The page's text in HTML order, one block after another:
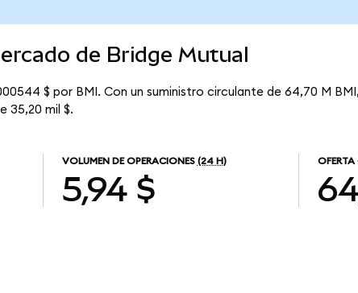
de Bridge Mutual
$ por BMI. Con un suministro circulante de 64,70 M
35,20 mil $.
VOLUMEN DE OPERACIONES (24 H)
5,94 $
OFERTA